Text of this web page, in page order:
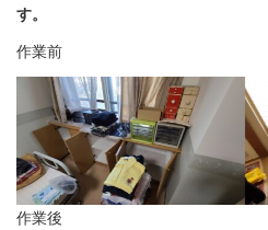
す。
作業前
作業後